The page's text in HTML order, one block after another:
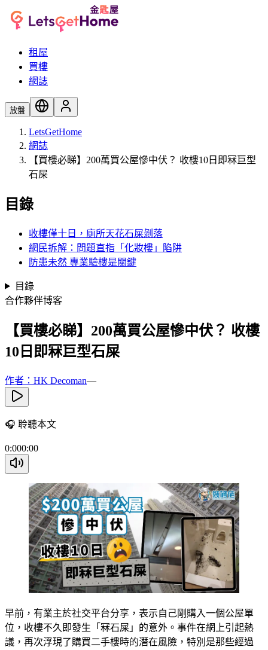
租屋
買樓
網誌
放盤
LetsGetHome
網誌
【買樓必睇】200萬買公屋慘中伏？ 收樓10日即冧巨型
石屎
目錄
收樓僅十日，廁所天花石屎剝落
網民拆解：問題直指「化妝樓」陷阱
防患未然 專業驗樓是關鍵
目錄
合作夥伴博客
【買樓必睇】200萬買公屋慘中伏？ 收樓
10日即冧巨型石屎
作者：HK Decoman—
🎧 聆聽本文
0:000:00
早前，有業主於社交平台分享，表示自己剛購入一個公屋單
位，收樓不久即發生「冧石屎」的意外。事件在網上引起熱
議，再次浮現了購買二手樓時的潛在風險，特別是那些經過